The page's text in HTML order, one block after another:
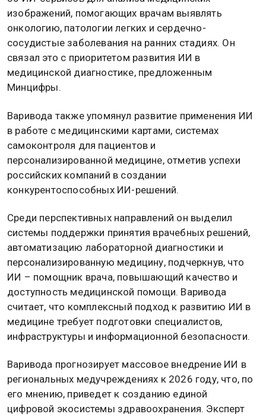
изображений, помогающих врачам выявлять
онкологию, патологии легких и сердечно-
сосудистые заболевания на ранних стадиях. Он
связал это с приоритетом развития ИИ в
медицинской диагностике, предложенным
Минцифры.
Варивода также упомянул развитие применения ИИ
в работе с медицинскими картами, системах
самоконтроля для пациентов и
персонализированной медицине, отметив успехи
российских компаний в создании
конкурентоспособных ИИ-решений.
Среди перспективных направлений он выделил
системы поддержки принятия врачебных решений,
автоматизацию лабораторной диагностики и
персонализированную медицину, подчеркнув, что
ИИ – помощник врача, повышающий качество и
доступность медицинской помощи. Варивода
считает, что комплексный подход к развитию ИИ в
медицине требует подготовки специалистов,
инфраструктуры и информационной безопасности.
Варивода прогнозирует массовое внедрение ИИ в
региональных медучреждениях к 2026 году, что, по
его мнению, приведет к созданию единой
цифровой экосистемы здравоохранения. Эксперт